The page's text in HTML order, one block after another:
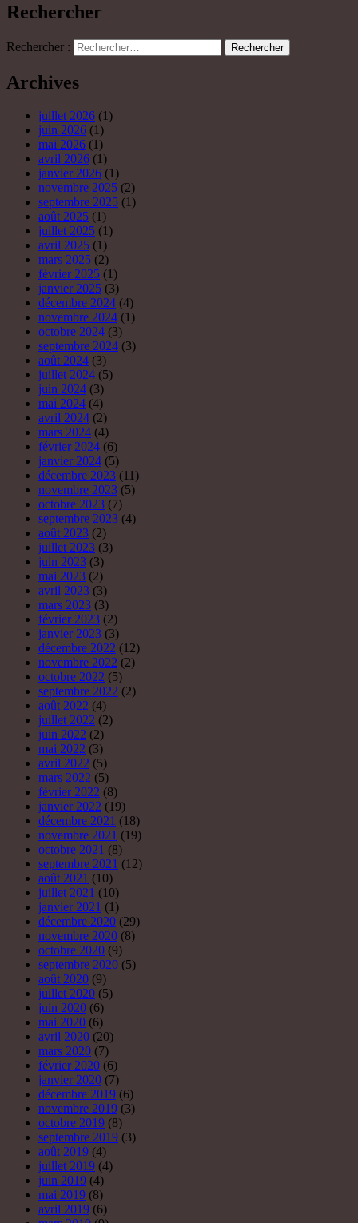
Rechercher
Rechercher :
Archives
juillet 2026 (1)
juin 2026 (1)
mai 2026 (1)
avril 2026 (1)
janvier 2026 (1)
novembre 2025 (2)
septembre 2025 (1)
août 2025 (1)
juillet 2025 (1)
avril 2025 (1)
mars 2025 (2)
février 2025 (1)
janvier 2025 (3)
décembre 2024 (4)
novembre 2024 (1)
octobre 2024 (3)
septembre 2024 (3)
août 2024 (3)
juillet 2024 (5)
juin 2024 (3)
mai 2024 (4)
avril 2024 (2)
mars 2024 (4)
février 2024 (6)
janvier 2024 (5)
décembre 2023 (11)
novembre 2023 (5)
octobre 2023 (7)
septembre 2023 (4)
août 2023 (2)
juillet 2023 (3)
juin 2023 (3)
mai 2023 (2)
avril 2023 (3)
mars 2023 (3)
février 2023 (2)
janvier 2023 (3)
décembre 2022 (12)
novembre 2022 (2)
octobre 2022 (5)
septembre 2022 (2)
août 2022 (4)
juillet 2022 (2)
juin 2022 (2)
mai 2022 (3)
avril 2022 (5)
mars 2022 (5)
février 2022 (8)
janvier 2022 (19)
décembre 2021 (18)
novembre 2021 (19)
octobre 2021 (8)
septembre 2021 (12)
août 2021 (10)
juillet 2021 (10)
janvier 2021 (1)
décembre 2020 (29)
novembre 2020 (8)
octobre 2020 (9)
septembre 2020 (5)
août 2020 (9)
juillet 2020 (5)
juin 2020 (6)
mai 2020 (6)
avril 2020 (20)
mars 2020 (7)
février 2020 (6)
janvier 2020 (7)
décembre 2019 (6)
novembre 2019 (3)
octobre 2019 (8)
septembre 2019 (3)
août 2019 (4)
juillet 2019 (4)
juin 2019 (4)
mai 2019 (8)
avril 2019 (6)